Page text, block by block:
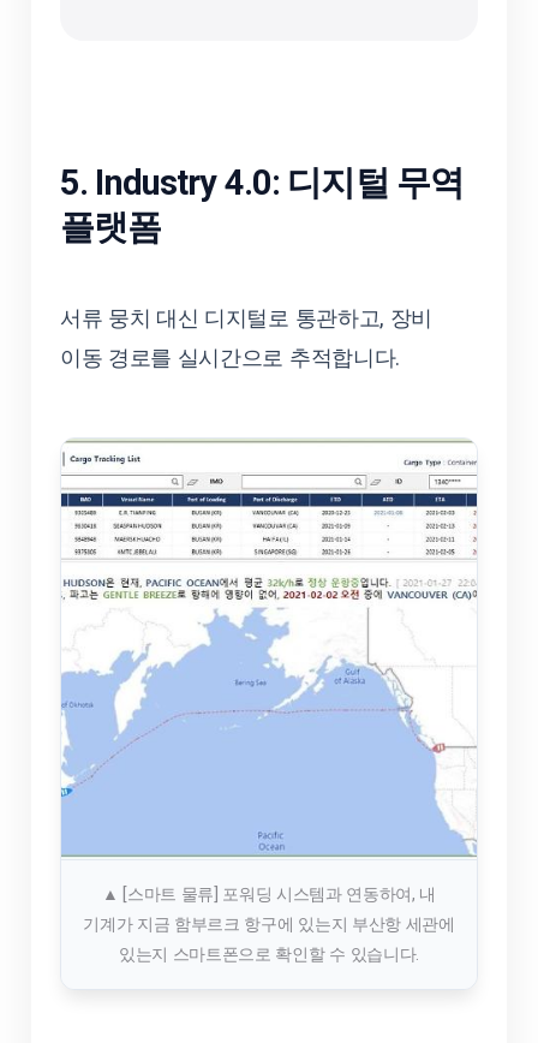
5. Industry 4.0: 디지털 무역
플랫폼
서류 뭉치 대신 디지털로 통관하고, 장비
이동 경로를 실시간으로 추적합니다.
▲ [스마트 물류] 포워딩 시스템과 연동하여, 내
기계가 지금 함부르크 항구에 있는지 부산항 세관에
있는지 스마트폰으로 확인할 수 있습니다.